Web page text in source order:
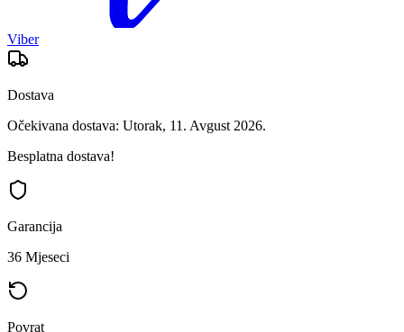
Viber
Dostava
Očekivana dostava: Utorak, 11. Avgust 2026.
Besplatna dostava!
Garancija
36 Mjeseci
Povrat